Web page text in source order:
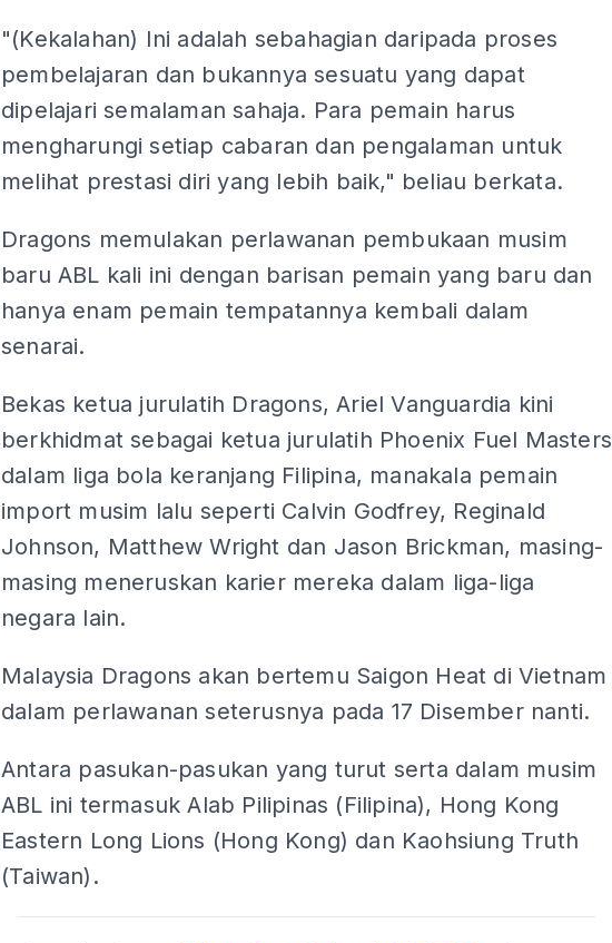
"(Kekalahan) Ini adalah sebahagian daripada proses
pembelajaran dan bukannya sesuatu yang dapat
dipelajari semalaman sahaja. Para pemain harus
mengharungi setiap cabaran dan pengalaman untuk
melihat prestasi diri yang lebih baik," beliau berkata.
Dragons memulakan perlawanan pembukaan musim
baru ABL kali ini dengan barisan pemain yang baru dan
hanya enam pemain tempatannya kembali dalam
senarai.
Bekas ketua jurulatih Dragons, Ariel Vanguardia kini
berkhidmat sebagai ketua jurulatih Phoenix Fuel Masters
dalam liga bola keranjang Filipina, manakala pemain
import musim lalu seperti Calvin Godfrey, Reginald
Johnson, Matthew Wright dan Jason Brickman, masing-
masing meneruskan karier mereka dalam liga-liga
negara lain.
Malaysia Dragons akan bertemu Saigon Heat di Vietnam
dalam perlawanan seterusnya pada 17 Disember nanti.
Antara pasukan-pasukan yang turut serta dalam musim
ABL ini termasuk Alab Pilipinas (Filipina), Hong Kong
Eastern Long Lions (Hong Kong) dan Kaohsiung Truth
(Taiwan).